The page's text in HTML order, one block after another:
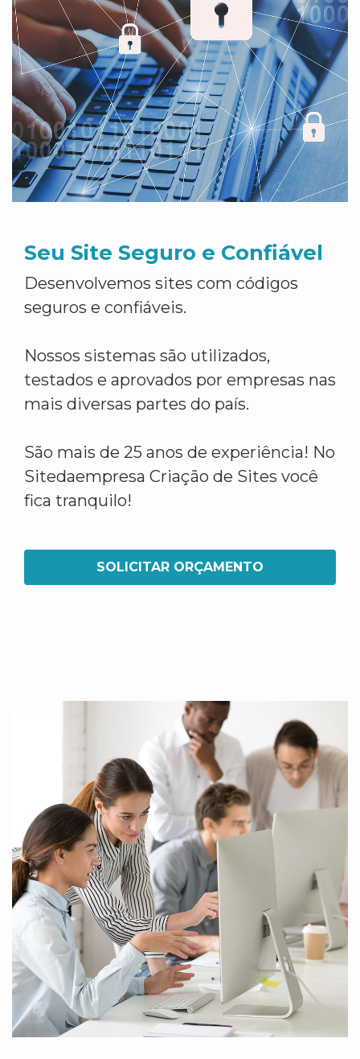
Seu Site Seguro e Confiável
Desenvolvemos sites com códigos
seguros e confiáveis.
Nossos sistemas são utilizados,
testados e aprovados por empresas nas
mais diversas partes do país.
São mais de 25 anos de experiência! No
Sitedaempresa Criação de Sites você
fica tranquilo!
SOLICITAR ORÇAMENTO